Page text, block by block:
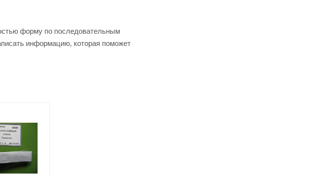
форму по последовательным
информацию, которая поможет